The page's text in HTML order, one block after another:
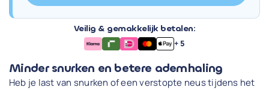
€ 14,95.
€ 9,95.
Veilig & gemakkelijk betalen:
+ 5
Minder snurken en betere ademhaling
Heb je last van snurken of een verstopte neus tijdens het